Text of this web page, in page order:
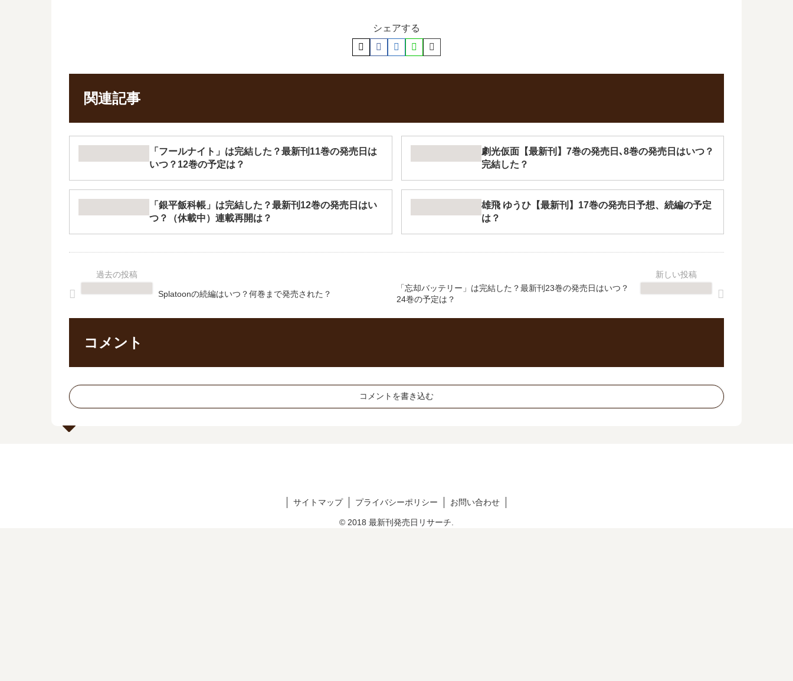
シェアする
関連記事
「フールナイト」は完結した？最新刊11巻の発売日は
いつ？12巻の予定は？
劇光仮面【最新刊】7巻の発売日､8巻の発売日はいつ？
完結した？
「銀平飯科帳」は完結した？最新刊12巻の発売日はい
つ？（休載中）連載再開は？
雄飛 ゆうひ【最新刊】17巻の発売日予想、続編の予定
は？
Splatoonの続編はいつ？何巻まで発売された？
「忘却バッテリー」は完結した？最新刊23巻の発売日はいつ？
24巻の予定は？
コメント
コメントを書き込む
サイトマップ プライバシーポリシー お問い合わせ
© 2018 最新刊発売日リサーチ.